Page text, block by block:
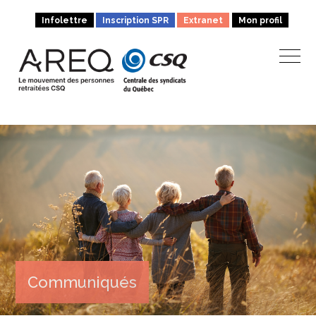
Infolettre Inscription SPR Extranet Mon profil
Communiqués